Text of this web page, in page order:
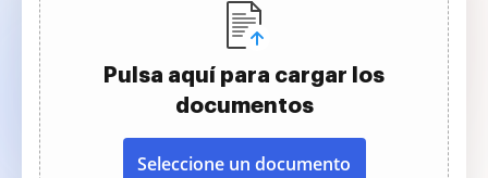
Pulsa aquí para cargar los
documentos
Seleccione un documento